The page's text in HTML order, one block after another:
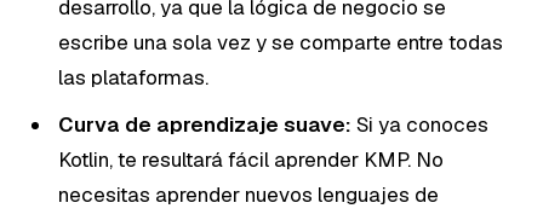
desarrollo, ya que la lógica de negocio se
escribe una sola vez y se comparte entre todas
las plataformas.
Curva de aprendizaje suave: Si ya conoces
Kotlin, te resultará fácil aprender KMP. No
necesitas aprender nuevos lenguajes de